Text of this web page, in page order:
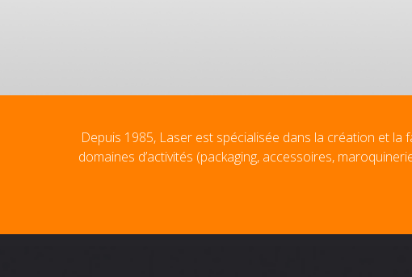
Depuis 1985, Laser est spécialisée dans la création et
domaines d’activités (packaging, accessoires,